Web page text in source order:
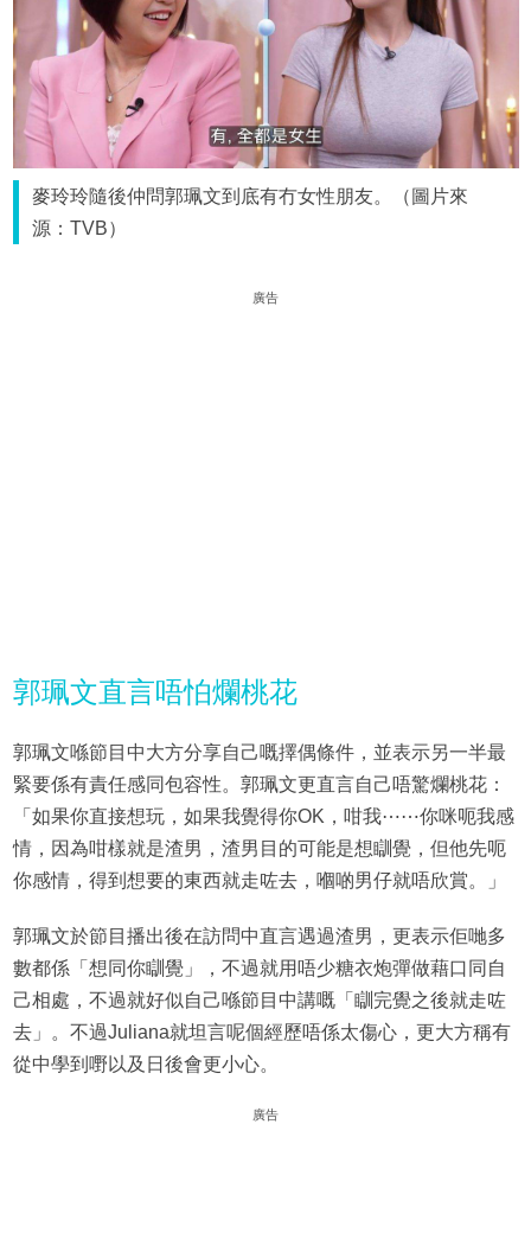
麥玲玲隨後仲問郭珮文到底有冇女性朋友。（圖片來
源：TVB）
廣告
郭珮文直言唔怕爛桃花
郭珮文喺節目中大方分享自己嘅擇偶條件，並表示另一半最
緊要係有責任感同包容性。郭珮文更直言自己唔驚爛桃花：
「如果你直接想玩，如果我覺得你OK，咁我⋯⋯你咪呃我感
情，因為咁樣就是渣男，渣男目的可能是想瞓覺，但他先呃
你感情，得到想要的東西就走咗去，嗰啲男仔就唔欣賞。」
郭珮文於節目播出後在訪問中直言遇過渣男，更表示佢哋多
數都係「想同你瞓覺」，不過就用唔少糖衣炮彈做藉口同自
己相處，不過就好似自己喺節目中講嘅「瞓完覺之後就走咗
去」。不過Juliana就坦言呢個經歷唔係太傷心，更大方稱有
從中學到嘢以及日後會更小心。
廣告